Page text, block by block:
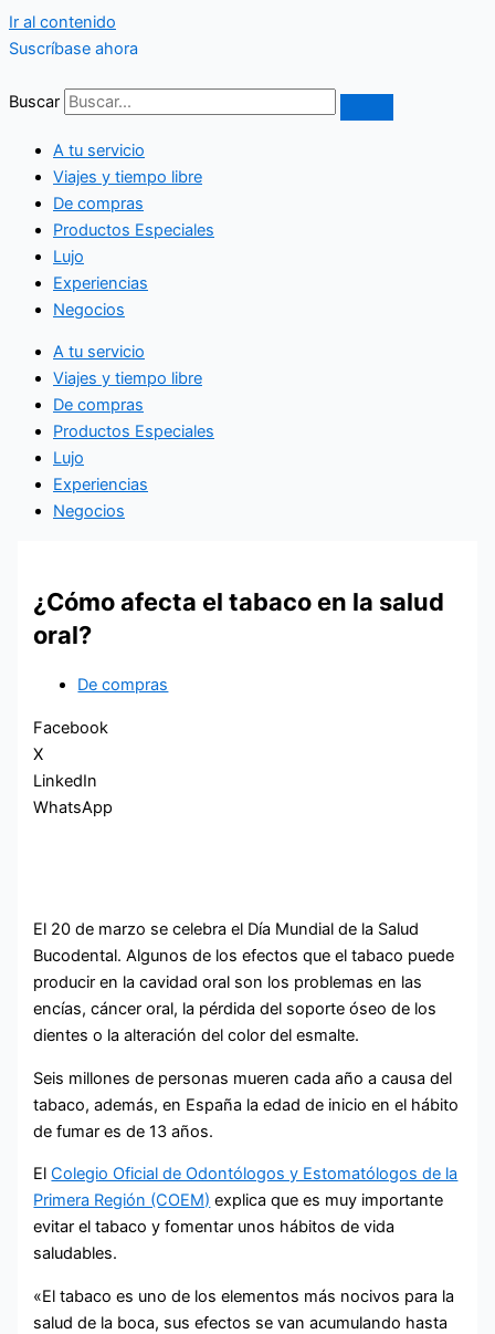
Ir al contenido
Suscríbase ahora
Buscar
A tu servicio
Viajes y tiempo libre
De compras
Productos Especiales
Lujo
Experiencias
Negocios
A tu servicio
Viajes y tiempo libre
De compras
Productos Especiales
Lujo
Experiencias
Negocios
¿Cómo afecta el tabaco en la salud
oral?
De compras
Facebook
X
LinkedIn
WhatsApp
El 20 de marzo se celebra el Día Mundial de la Salud
Bucodental. Algunos de los efectos que el tabaco puede
producir en la cavidad oral son los problemas en las
encías, cáncer oral, la pérdida del soporte óseo de los
dientes o la alteración del color del esmalte.
Seis millones de personas mueren cada año a causa del
tabaco, además, en España la edad de inicio en el hábito
de fumar es de 13 años.
ElColegio Oficial de Odontólogos y Estomatólogos de la
Primera Región (COEM) explica que es muy importante
evitar el tabaco y fomentar unos hábitos de vida
saludables.
«El tabaco es uno de los elementos más nocivos para la
salud de la boca, sus efectos se van acumulando hasta